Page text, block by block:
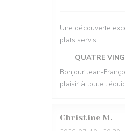
Une découverte
plats servis.
QUATRE
Bonjour Jean-
plaisir à toute
Christine M